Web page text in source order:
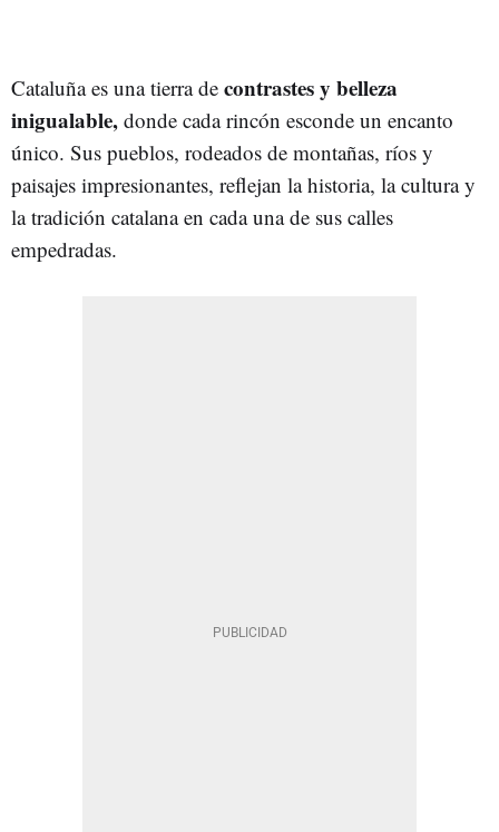
Cataluña es una tierra de contrastes y belleza
inigualable, donde cada rincón esconde un encanto
único. Sus pueblos, rodeados de montañas, ríos y
paisajes impresionantes, reflejan la historia, la cultura y
la tradición catalana en cada una de sus calles
empedradas.